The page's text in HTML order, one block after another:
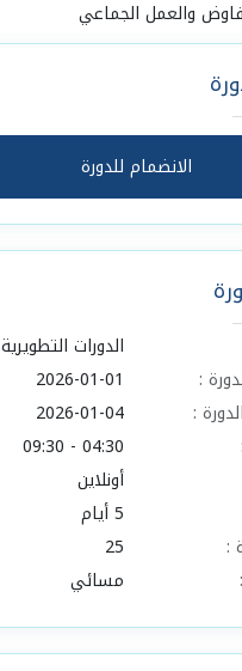
والعمل الجماعي
الانضمام للدورة
الدورات التطويرية
:
2026-01-01
:
2026-01-04
04:30 - 09:30
أونلاين
5 أيام
:
25
مسائي